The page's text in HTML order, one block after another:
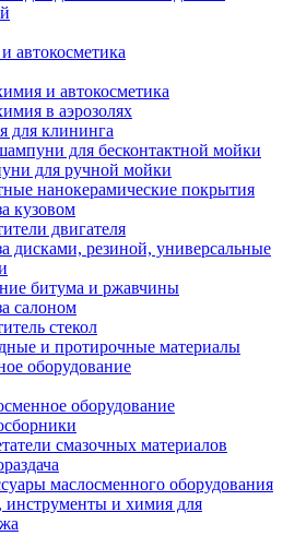
автокосметика
и автокосметика
в аэрозолях
для клининга
для бесконтактной мойки
для ручной мойки
нанокерамические покрытия
кузовом
двигателя
дисками, резиной, универсальные
битума и ржавчины
салоном
стекол
и протирочные материалы
оборудование
оборудование
смазочных материалов
маслосменного оборудования
и химия для